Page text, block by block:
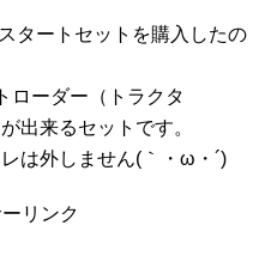
タートセットを購入したの
ローダー（トラクタ
出来るセットです。
は外しません(｀・ω・´)
リンク